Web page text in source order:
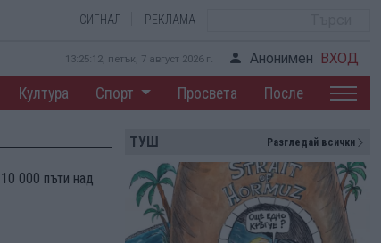
СИГНАЛ РЕКЛАМА
13:25:13, петък, 7 август 2026 г. Анонимен ВХОД
Култура Спорт Просвета После
000 пъти над
ТУШ Разгледай всички